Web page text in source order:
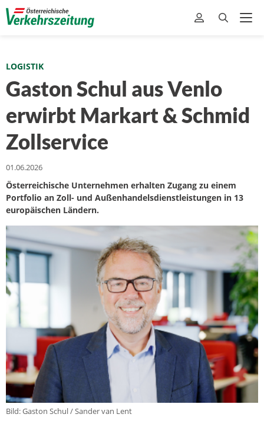
LOGISTIK
Gaston Schul aus Venlo
erwirbt Markart & Schmid
Zollservice
01.06.2026
Österreichische Unternehmen erhalten Zugang zu einem
Portfolio an Zoll- und Außenhandelsdienstleistungen in 13
europäischen Ländern.
Bild: Gaston Schul / Sander van Lent